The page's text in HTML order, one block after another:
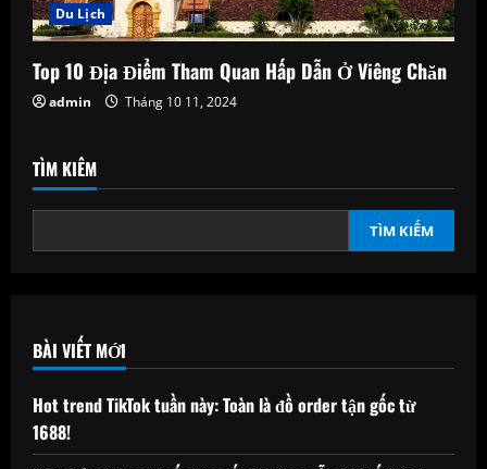
Du Lịch
Top 10 Địa Điểm Tham Quan Hấp Dẫn Ở Viêng Chăn
admin Tháng 10 11, 2024
TÌM KIẾM
TÌM KIẾM
BÀI VIẾT MỚI
Hot trend TikTok tuần này: Toàn là đồ order tận gốc từ
1688!